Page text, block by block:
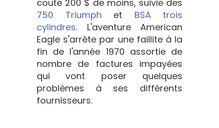
coute 200 $ de moins, suivie des
750 Triumph et BSA trois
cylindres. L'aventure American
Eagle s'arrête par une faillite à la
fin de l'année 1970 assortie de
nombre de factures impayées
qui vont poser quelques
problèmes à ses différents
fournisseurs.